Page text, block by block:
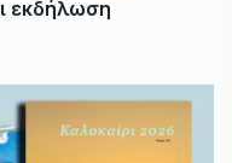
εκδήλωση